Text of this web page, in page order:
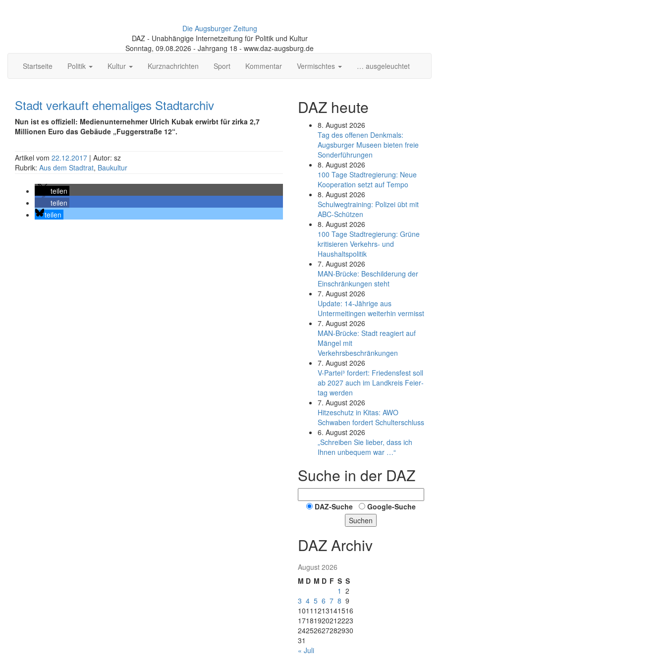
Die Augsburger Zeitung
DAZ - Unabhängige Internetzeitung für Politik und Kultur
Sonntag, 09.08.2026 - Jahrgang 18 - www.daz-augsburg.de
Startseite
Politik Kultur Kurznachrichten Sport Kommentar Vermischtes … ausgeleuchtet
Stadt verkauft ehemaliges Stadtarchiv
Nun ist es offiziell: Medienunternehmer Ulrich Kubak erwirbt für zirka 2,7
Millionen Euro das Gebäude „Fuggerstraße 12“.
Artikel vom 22.12.2017 | Autor: sz
Rubrik: Aus dem Stadtrat, Baukultur
teilen
teilen
teilen
DAZ heute
8. August 2026
Tag des offenen Denkmals:
Augsburger Museen bieten freie
Sonderführungen
8. August 2026
100 Tage Stadtregierung: Neue
Kooperation setzt auf Tempo
8. August 2026
Schul­weg­trai­ning: Poli­zei übt mit
ABC-Schüt­zen
8. August 2026
100 Tage Stadtregierung: Grüne
kritisieren Verkehrs- und
Haushaltspolitik
7. August 2026
MAN-Brücke: Beschilderung der
Einschränkungen steht
7. August 2026
Update: 14-Jährige aus
Untermeitingen weiterhin vermisst
7. August 2026
MAN-Brücke: Stadt reagiert auf
Mängel mit
Verkehrsbeschränkungen
7. August 2026
V-Partei­³ fordert: Friedens­fest soll
ab 2027 auch im Land­kreis Feier­
tag werden
7. August 2026
Hitzeschutz in Kitas: AWO
Schwaben fordert Schulterschluss
6. August 2026
„Schreiben Sie lieber, dass ich
Ihnen unbequem war …“
Suche in der DAZ
DAZ-Suche
Google-Suche
Suchen
DAZ Archiv
August 2026
M D M D F S S
1 2
3 4 5 6 7 8 9
1011 1213141516
17181920212223
24252627282930
31
« Juli